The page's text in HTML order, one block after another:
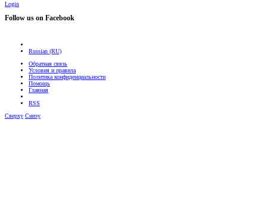
Login
Follow us on Facebook
Russian (RU)
Обратная связь
Условия и правила
Политика конфиденциальности
Помощь
Главная
RSS
Сверху Снизу